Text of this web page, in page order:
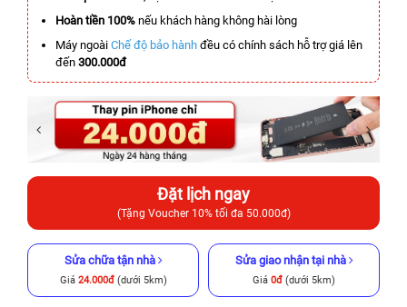
Hoàn tiền 100% nếu khách hàng không hài lòng
Máy ngoài Chế độ bảo hành đều có chính sách hỗ trợ giá lên
đến 300.000đ
Đặt lịch ngay
(Tặng Voucher 10% tối đa 50.000đ)
Sửa chữa tận nhà
Giá 24.000đ(dưới 5km)
Sửa giao nhận tại nhà
Giá 0đ (dưới 5km)